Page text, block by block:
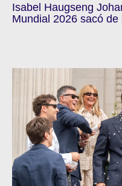
Isabel Haugseng
Mundial 2026 sacó de